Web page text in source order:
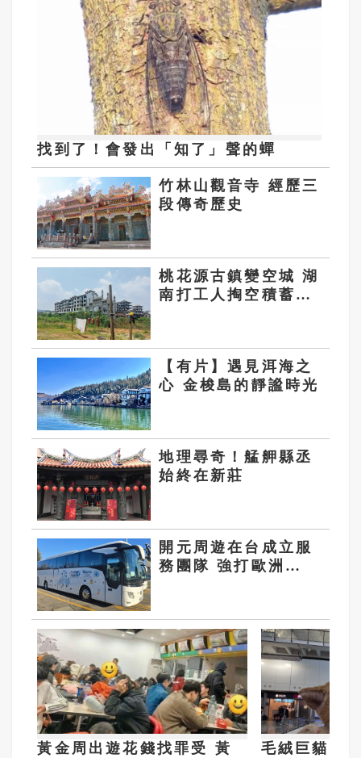
找到了！會發出「知了」聲的蟬
竹林山觀音寺 經歷三
段傳奇歷史
桃花源古鎮變空城 湖
南打工人掏空積蓄的
【有片】遇見洱海之
心 金梭島的靜謐時光
地理尋奇！艋舺縣丞
始終在新莊
開元周遊在台成立服
務團隊 強打歐洲
黃金周出遊花錢找罪受 黃
毛絨巨貓霸